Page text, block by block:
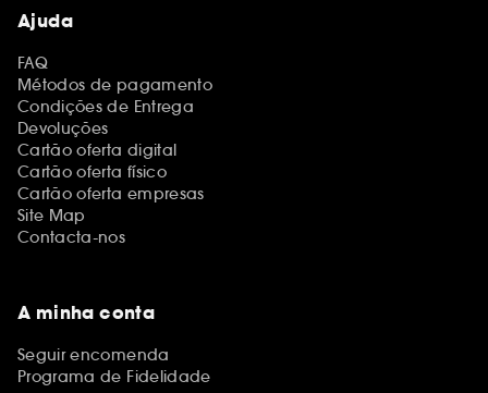
Ajuda
FAQ
Métodos de pagamento
Condições de Entrega
Devoluções
Cartão oferta digital
Cartão oferta físico
Cartão oferta empresas
Site Map
Contacta-nos
A minha conta
Seguir encomenda
Programa de Fidelidade